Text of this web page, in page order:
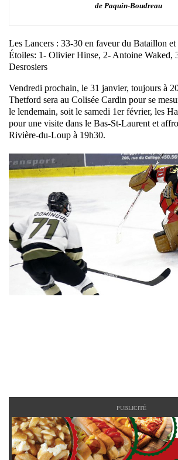
de Paquin-Boudreau
Les Lancers : 33-30 en faveur du Bataillon
Étoiles: 1- Olivier Hinse, 2- Antoine Waked,
Desrosiers
Vendredi prochain, le 31 janvier, toujours à
Thetford sera au Colisée Cardin pour se
le lendemain, soit le samedi 1er février, les
pour une visite dans le Bas-St-Laurent et
Rivière-du-Loup à 19h30.
PUBLICITÉ